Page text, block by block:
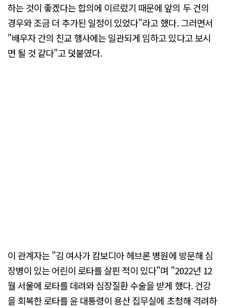
하는 것이 좋겠다는 합의에 이르렀기 때문에 앞의 두 건의
경우와 조금 더 추가된 일정이 있었다"라고 했다. 그러면서
"배우자 간의 친교 행사에는 일관되게 임하고 있다고 보시
면 될 것 같다"고 덧붙였다.
이 관계자는 "김 여사가 캄보디아 헤브론 병원에 방문해 심
장병이 있는 어린이 로타를 살핀 적이 있다"며 "2022년 12
월 서울에 로타를 데려와 심장질환 수술을 받게 했다. 건강
을 회복한 로타를 윤 대통령이 용산 집무실에 초청해 격려하